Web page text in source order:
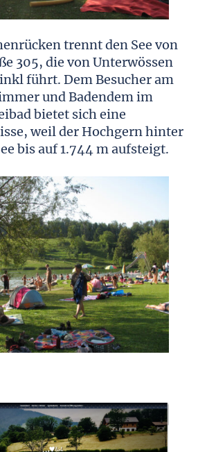
trennt den See von
305, die von Unterwössen
führt. Dem Besucher am
und Badendem im
bietet sich eine
weil der Hochgern hinter
bis auf 1.744 m aufsteigt.